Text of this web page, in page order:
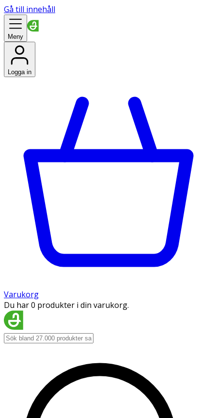
Gå till innehåll
Meny
Logga in
Varukorg
Du har 0 produkter i din varukorg.